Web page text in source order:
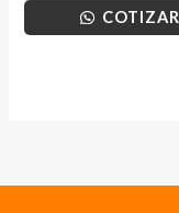
COTIZAR